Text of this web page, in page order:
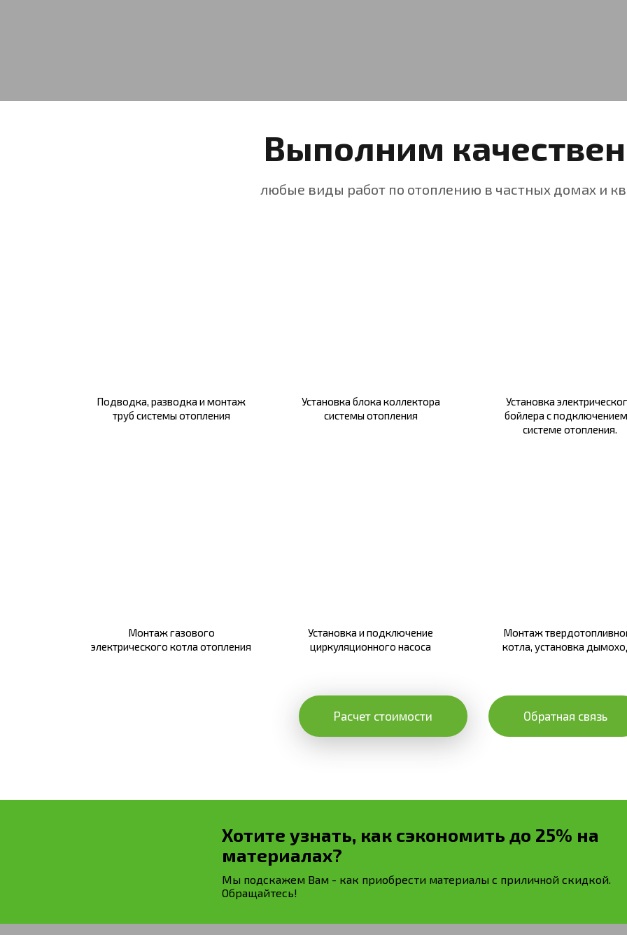
Выполним
любые виды работ по отоплению в частных домах и
Подводка, разводка и монтаж
труб системы отопления
Установка блока коллектора
системы отопления
Установка
бойлера с
системе отопления.
Монтаж газового
электрического котла отопления
Установка и подключение
циркуляционного насоса
Монтаж
котла, установка
Расчет стоимости Обратная связь
Хотите узнать, как сэкономить до 25% на
материалах?
Мы подскажем Вам - как приобрести материалы с приличной скидкой.
Обращайтесь!